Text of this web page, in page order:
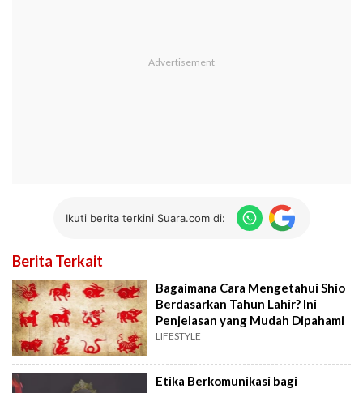
Ikuti berita terkini Suara.com di:
Berita Terkait
Bagaimana Cara Mengetahui Shio
Berdasarkan Tahun Lahir? Ini
Penjelasan yang Mudah Dipahami
LIFESTYLE
Etika Berkomunikasi bagi